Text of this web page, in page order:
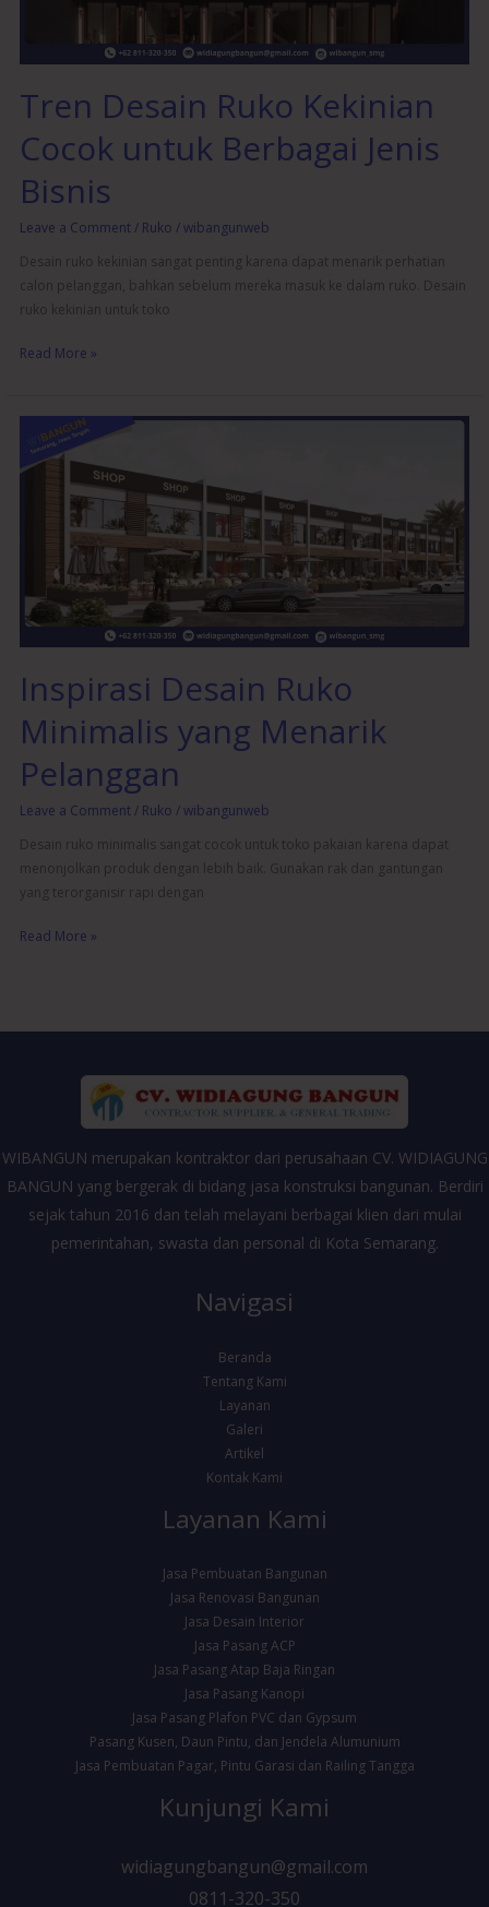
Tren Desain Ruko Kekinian
Cocok untuk Berbagai Jenis
Bisnis
Leave a Comment / Ruko /wibangunweb
Desain ruko kekinian sangat penting karena dapat menarik perhatian
calon pelanggan, bahkan sebelum mereka masuk ke dalam ruko. Desain
ruko kekinian untuk toko
Read More »
Inspirasi Desain Ruko
Minimalis yang Menarik
Pelanggan
Leave a Comment / Ruko /wibangunweb
Desain ruko minimalis sangat cocok untuk toko pakaian karena dapat
menonjolkan produk dengan lebih baik. Gunakan rak dan gantungan
yang terorganisir rapi dengan
Inspirasi
Desain
Ruko
Minimalis
Pelanggan
Read More »
WIBANGUN merupakan kontraktor dari perusahaan CV. WIDIAGUNG
BANGUN yang bergerak di bidang jasa konstruksi bangunan. Berdiri
sejak tahun 2016 dan telah melayani berbagai klien dari mulai
pemerintahan, swasta dan personal di Kota Semarang.
Navigasi
Beranda
Tentang Kami
Layanan
Galeri
Artikel
Kontak Kami
Layanan Kami
Jasa Pembuatan Bangunan
Jasa Renovasi Bangunan
Jasa Desain Interior
Jasa Pasang ACP
Jasa Pasang Atap Baja Ringan
Jasa Pasang Kanopi
Jasa Pasang Plafon PVC dan Gypsum
Pasang Kusen, Daun Pintu, dan Jendela Alumunium
Jasa Pembuatan Pagar, Pintu Garasi dan Railing Tangga
Kunjungi Kami
widiagungbangun@gmail.com
0811-320-350